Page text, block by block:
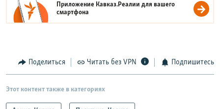
Приложение Кавказ.Реалии для вашего
смартфона
Поделиться Читать без VPN Подпишитесь
Этот контент также в категориях